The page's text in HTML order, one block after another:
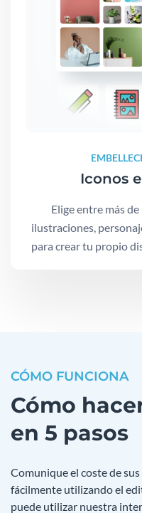
Iconos
Elige entre más
ilustraciones,
para crear tu propio
CÓMO FUNCIONA
Cómo
en 5 pasos
Comunique el coste de
fácilmente utilizando el
puede utilizar nuestra